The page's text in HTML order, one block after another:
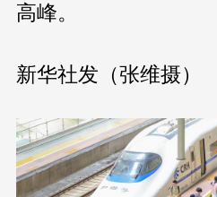
高峰。
新华社发（张维摄）